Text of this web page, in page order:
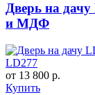
Дверь на
и МДФ
LD277
от 13 800 р.
Купить